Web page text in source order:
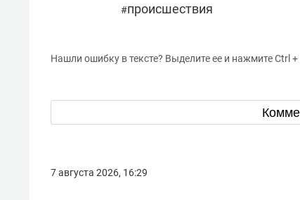
#происшествия
Нашли ошибку в тексте? Выделите ее и нажмите Ctrl +
7 августа 2026, 16:29